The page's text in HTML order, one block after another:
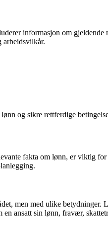
informasjon om
arbeidsvilkår.
og sikre rettferdige
fakta om lønn, er viktig
men med ulike
ansatt sin lønn, fravær,